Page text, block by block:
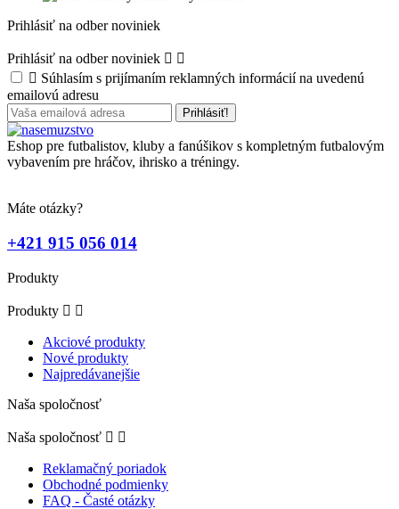
Prihlásiť na odber noviniek
Prihlásiť na odber noviniek  
 Súhlasím s prijímaním reklamných informácií na uvedenú
emailovú adresu
Eshop pre futbalistov, kluby a fanúšikov s kompletným futbalovým
vybavením pre hráčov, ihrisko a tréningy.
Máte otázky?
+421 915 056 014
Produkty
Produkty  
Akciové produkty
Nové produkty
Najpredávanejšie
Naša spoločnosť
Naša spoločnosť  
Reklamačný poriadok
Obchodné podmienky
FAQ - Časté otázky